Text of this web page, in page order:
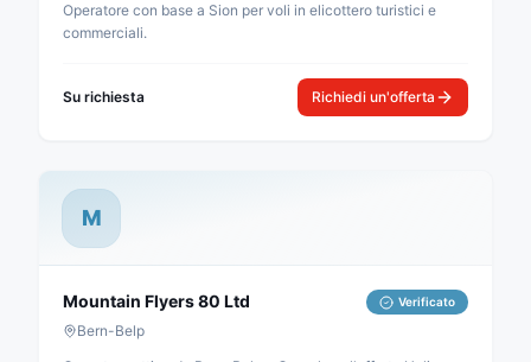
Operatore con base a Sion per voli in elicottero turistici e
commerciali.
Su richiesta Richiedi un'offerta
M
Mountain Flyers 80 Ltd Verificato
Bern-Belp